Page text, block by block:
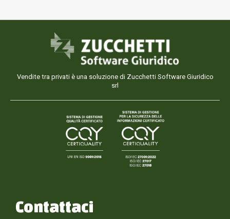
Vendite tra privati è una soluzione di Zucchetti Software Giuridico
srl
Contattaci